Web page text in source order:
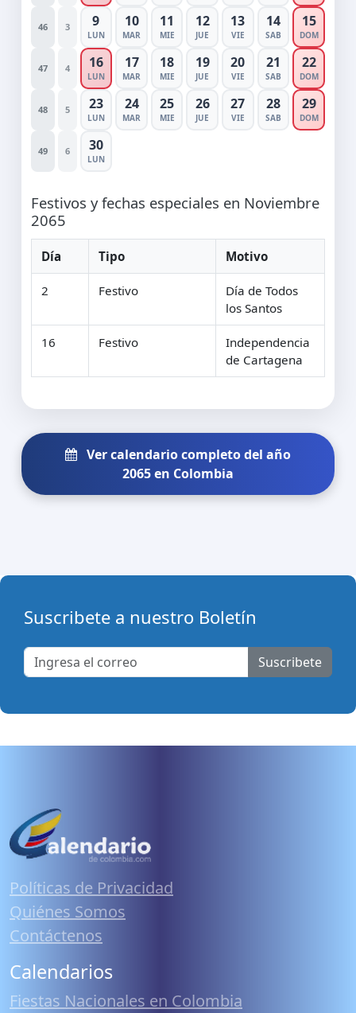
46 3 9
LUN
10
MAR
11
MIE
12
JUE
13
VIE
14
SAB
15
DOM
47 4 16
LUN
17
MAR
18
MIE
19
JUE
20
VIE
21
SAB
22
DOM
48 5 23
LUN
24
MAR
25
MIE
26
JUE
27
VIE
28
SAB
29
DOM
49 6 30
LUN
Festivos y fechas especiales en Noviembre
2065
Día Tipo Motivo
2 Festivo
Día de Todos
los Santos
16 Festivo
Independencia
de Cartagena
Ver calendario completo del año
2065 en Colombia
Suscribete a nuestro Boletín
Suscribete
Políticas de Privacidad
Quiénes Somos
Contáctenos
Calendarios
Fiestas Nacionales en Colombia